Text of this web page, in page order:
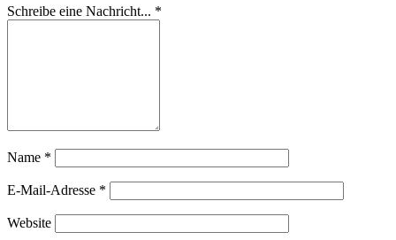
Schreibe eine Nachricht... *
Name *
E-Mail-Adresse *
Website